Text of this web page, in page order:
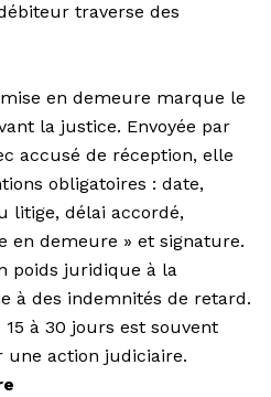
traverse des
en demeure marque le
la justice. Envoyée par
accusé de réception, elle
obligatoires : date,
litige, délai accordé,
en demeure » et signature.
poids juridique à la
à des indemnités de retard.
à 30 jours est souvent
une action judiciaire.